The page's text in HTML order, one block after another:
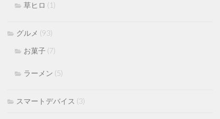
草ヒロ (1)
グルメ (93)
お菓子 (7)
ラーメン (5)
スマートデバイス (3)